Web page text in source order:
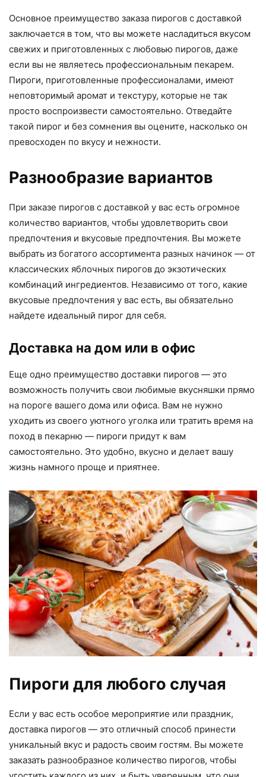
Основное преимущество заказа пирогов с доставкой
заключается в том, что вы можете насладиться вкусом
свежих и приготовленных с любовью пирогов, даже
если вы не являетесь профессиональным пекарем.
Пироги, приготовленные профессионалами, имеют
неповторимый аромат и текстуру, которые не так
просто воспроизвести самостоятельно. Отведайте
такой пирог и без сомнения вы оцените, насколько он
превосходен по вкусу и нежности.
Разнообразие вариантов
При заказе пирогов с доставкой у вас есть огромное
количество вариантов, чтобы удовлетворить свои
предпочтения и вкусовые предпочтения. Вы можете
выбрать из богатого ассортимента разных начинок — от
классических яблочных пирогов до экзотических
комбинаций ингредиентов. Независимо от того, какие
вкусовые предпочтения у вас есть, вы обязательно
найдете идеальный пирог для себя.
Доставка на дом или в офис
Еще одно преимущество доставки пирогов — это
возможность получить свои любимые вкусняшки прямо
на пороге вашего дома или офиса. Вам не нужно
уходить из своего уютного уголка или тратить время на
поход в пекарню — пироги придут к вам
самостоятельно. Это удобно, вкусно и делает вашу
жизнь намного проще и приятнее.
Пироги для любого случая
Если у вас есть особое мероприятие или праздник,
доставка пирогов — это отличный способ принести
уникальный вкус и радость своим гостям. Вы можете
заказать разнообразное количество пирогов, чтобы